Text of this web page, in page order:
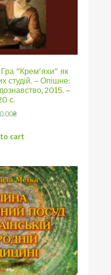
“Крем’яхи” як
студій. – Опішне:
2015. –
с.
₴
cart